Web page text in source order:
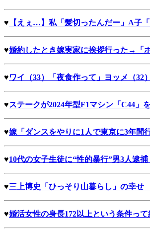
♥ 【えぇ…】私「髪切ったんだー」A子
♥婚約したとき嫁実家に挨拶行った→「
♥ワイ（33）「夜食作って」ヨッメ（32
♥ステークが2024年型F1マシン「C44」
♥嫁「ダンスをやりに1人で東京に3年
♥10代の女子生徒に“性的暴行”男3人逮捕
♥三上博史「ひっそり山暮らし」の幸せ
♥婚活女性の身長172以上という条件っ